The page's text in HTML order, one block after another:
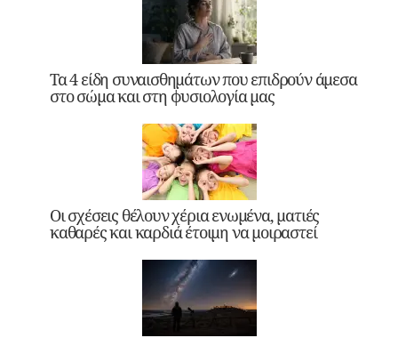
Τα 4 είδη συναισθημάτων που επιδρούν άμεσα
στο σώμα και στη φυσιολογία μας
Οι σχέσεις θέλουν χέρια ενωμένα, ματιές
καθαρές και καρδιά έτοιμη να μοιραστεί